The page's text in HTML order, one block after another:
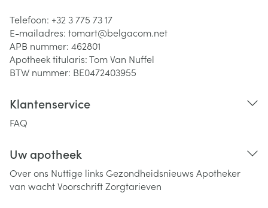
Telefoon: +32 3 775 73 17
E-mailadres: tomart@belgacom.net
APB nummer: 462801
Apotheek titularis:Tom Van Nuffel
BTW nummer: BE0472403955
Klantenservice
FAQ
Uw apotheek
Over ons Nuttige links Gezondheidsnieuws Apotheker
van wachtVoorschriftZorgtarieven